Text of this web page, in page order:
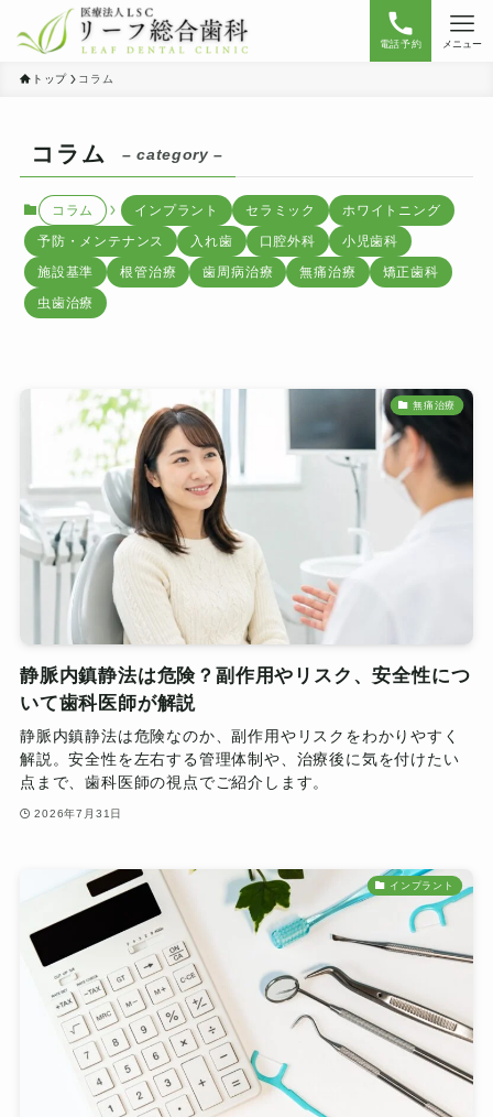
電話予約 メニュー
トップ コラム
コラム – category –
コラム インプラント セラミック
ホワイトニング
予防・メンテナンス
入れ歯 口腔外科
小児歯科
施設基準
根管治療 歯周病治療 無痛治療
矯正歯科
虫歯治療
無痛治療
静脈内鎮静法は危険？副作用やリスク、安全性につ
いて歯科医師が解説
静脈内鎮静法は危険なのか、副作用やリスクをわかりやすく
解説。安全性を左右する管理体制や、治療後に気を付けたい
点まで、歯科医師の視点でご紹介します。
2026年7月31日
インプラント